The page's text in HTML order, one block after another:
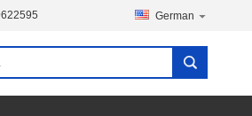
German